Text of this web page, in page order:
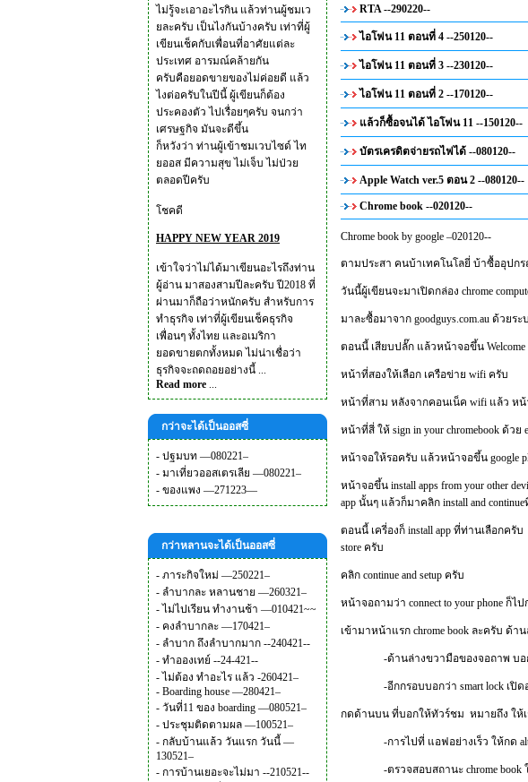
ไม่รู้จะเอาอะไรกิน แล้วท่านผู้ชมเว
ยละครับ เป็นไงกันบ้างครับ เท่าที่ผู้
เขียนเช็คกับเพื่อนที่อาศัยแต่ละ
ประเทศ อารมณ์คล้ายกัน
ครับคือยอดขายของไม่ค่อยดี แล้ว
ไงต่อครับในปีนี้ ผู้เขียนก็ต้อง
ประคองตัว ไปเรื่อยๆครับ จนกว่า
เศรษฐกิจ มันจะดีขึ้น
ก็หวังว่า ท่านผู้เข้าชมเวบไซด์ ไท
ยออส มีความสุข ไม่เจ็บ ไม่ป่วย
ตลอดปีครับ
โชคดี
HAPPY NEW YEAR 2019
เข้าใจว่าไม่ได้มาเขียนอะไรถึงท่าน
ผู้อ่าน มาสองสามปีละครับ ปี2018 ที่
ผ่านมาก็ถือว่าหนักครับ สำหรับการ
ทำธุรกิจ เท่าที่ผู้เขียนเช็คธุรกิจ
เพื่อนๆ ทั้งไทย และอเมริกา
ยอดขายตกทั้งหมด ไม่น่าเชื่อว่า
ธุรกิจจะถดถอยอย่างนี้ ...
Read more ...
กว่าจะได้เป็นออสซี่
- ปฐมบท —080221–
- มาเที่ยวออสเตรเลีย —080221–
- ของแพง —271223—
กว่าหลานจะได้เป็นออสซี่
- ภาระกิจใหม่ —250221–
- ลำบากละ หลานชาย —260321–
- ไม่ไปเรียน ทำงานช้า —010421~~
- คงลำบากละ —170421–
- ลำบาก ถึงลำบากมาก --240421--
- ทำอองเทย์ --24-421--
- ไม่ต้อง ทำอะไร แล้ว -260421–
- Boarding house —280421–
- วันที่11 ของ boarding —080521–
- ประชุมติดตามผล —100521–
- กลับบ้านแล้ว วันแรก วันนี้ —
130521–
- การบ้านเยอะจะไม่มา --210521--
RTA --290220--
ไอโฟน 11 ตอนที่ 4 --250120--
ไอโฟน 11 ตอนที่ 3 --230120--
ไอโฟน 11 ตอนที่ 2 --170120--
แล้วก็ซื้อจนได้ ไอโฟน 11 --150120--
บัตรเครดิตจ่ายรถไฟได้ --080120--
Apple Watch ver.5 ตอน 2 --080120--
Chrome book --020120--
Chrome book by google –020120--
ตามประสา คนบ้าเทคโนโลยี่ บ้าซื้ออุปก
วันนี้ผู้เขียนจะมาเปิดกล่อง chrome
มาละซื้อมาจาก goodguys.com.au ด้วยร
ตอนนี้ เสียบปลั๊ก แล้วหน้าจอขึ้น Welcome
หน้าที่สองให้เลือก เครือข่าย wifi ครับ
หน้าที่สาม หลังจากคอนเน็ค wifi แล้ว หน้าจ
หน้าที่สี่ ให้ sign in your chromebook ด้ว
หน้าจอให้รอครับ แล้วหน้าจอขึ้น google
หน้าจอขึ้น install apps from your other
app นั้นๆ แล้วก็มาคลิก install and
ตอนนี้ เครี่องก็ install app ที่ท่านเลือกครับ
store ครับ
คลิก continue and setup ครับ
หน้าจอถามว่า connect to your phone ก็ไ
เข้ามาหน้าแรก chrome book ละครับ ด้า
-ด้านล่างขวามือของจอถาพ บอกว่
-อีกกรอบบอกว่า smart lock เปิ
กดด้านบน ที่บอกให้ทัวร์ชม หมายถึง ให้เ
-การไปที่ แอฟอย่างเร็ว ให้กด
-ตรวจสอบสถานะ chrome book ใ